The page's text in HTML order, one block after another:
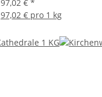
97,02 € *
97,02 € pro 1 kg